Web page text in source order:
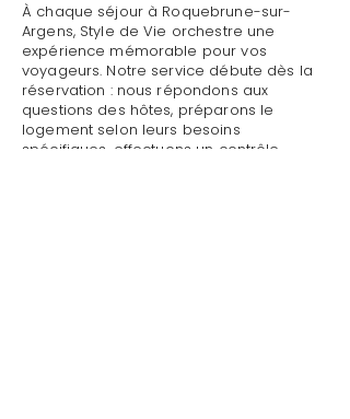
À chaque séjour à Roquebrune-sur-
Argens, Style de Vie orchestre une
expérience mémorable pour vos
voyageurs. Notre service débute dès la
réservation : nous répondons aux
questions des hôtes, préparons le
logement selon leurs besoins
spécifiques, effectuons un contrôle